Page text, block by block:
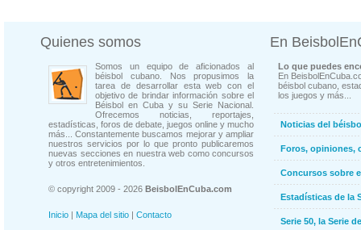
Quienes somos
Somos un equipo de aficionados al
béisbol cubano. Nos propusimos la
tarea de desarrollar esta web con el
objetivo de brindar información sobre el
Béisbol en Cuba y su Serie Nacional.
Ofrecemos noticias, reportajes,
estadísticas, foros de debate, juegos online y mucho
más... Constantemente buscamos mejorar y ampliar
nuestros servicios por lo que pronto publicaremos
nuevas secciones en nuestra web como concursos
y otros entretenimientos.
© copyright 2009 - 2026 BeisbolEnCuba.com
Inicio | Mapa del sitio | Contacto
En
Lo que puedes
En
béisbol cubano,
los juegos y más...
Noticias del
Foros, opiniones,
Concursos sobre
Estadísticas de la
Serie 50, la Serie